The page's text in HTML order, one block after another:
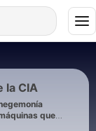
la CIA
que